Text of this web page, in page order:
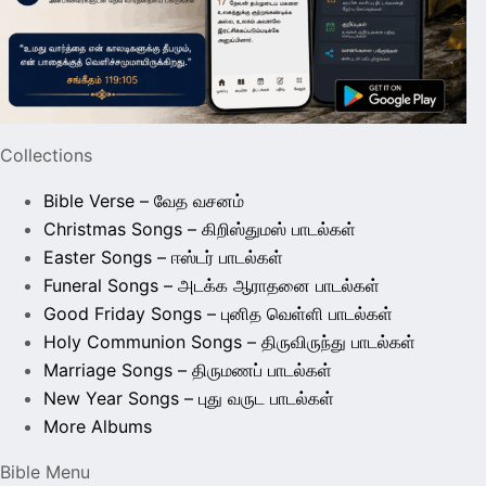
Collections
Bible Verse – வேத வசனம்
Christmas Songs – கிறிஸ்துமஸ் பாடல்கள்
Easter Songs – ஈஸ்டர் பாடல்கள்
Funeral Songs – அடக்க ஆராதனை பாடல்கள்
Good Friday Songs – புனித வெள்ளி பாடல்கள்
Holy Communion Songs – திருவிருந்து பாடல்கள்
Marriage Songs – திருமணப் பாடல்கள்
New Year Songs – புது வருட பாடல்கள்
More Albums
Bible Menu